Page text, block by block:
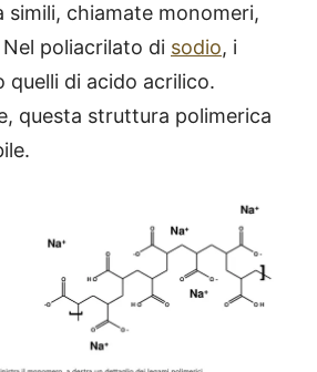
simili, chiamate monomeri,
poliacrilato di sodio, i
quelli di acido acrilico.
questa struttura polimerica